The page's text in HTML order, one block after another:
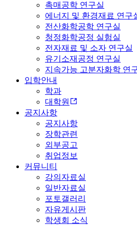
촉매공학 연구실
에너지 및 환경재료 연구
전산화학공학 연구실
청정화학공정 실험실
전자재료 및 소자 연구실
유기소재공정 연구실
지속가능 고분자화학 연
입학안내
학과
대학원
공지사항
공지사항
장학관련
외부공고
취업정보
커뮤니티
강의자료실
일반자료실
포토갤러리
자유게시판
학생회 소식